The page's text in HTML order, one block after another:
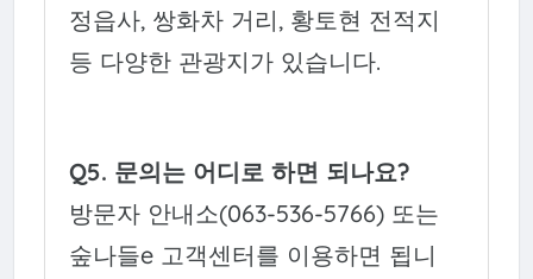
정읍사, 쌍화차 거리, 황토현 전적지
등 다양한 관광지가 있습니다.
Q5. 문의는 어디로 하면 되나요?
방문자 안내소(063-536-5766) 또는
숲나들e 고객센터를 이용하면 됩니